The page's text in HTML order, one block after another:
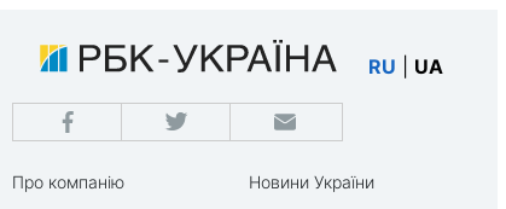
RU UA
Про компанію
Новини України